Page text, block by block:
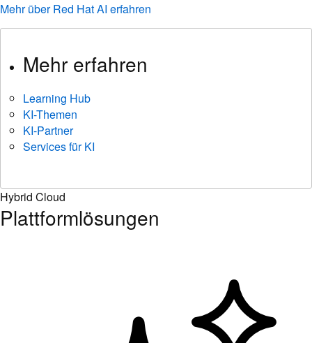
Mehr über Red Hat AI erfahren
Mehr erfahren
Learning Hub
KI-Themen
KI-Partner
Services für KI
Hybrid Cloud
Plattformlösungen